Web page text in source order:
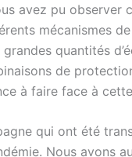
avez pu observer
mécanismes de
quantités
de
à faire face à
qui ont été
Nous avons